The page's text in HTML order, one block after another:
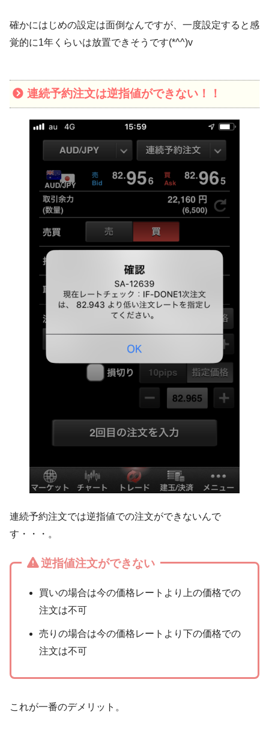
確かにはじめの設定は面倒なんですが、一度設定すると感
覚的に1年くらいは放置できそうです(*^^)v
連続予約注文は逆指値ができない！！
連続予約注文では逆指値での注文ができないんで
す・・・。
逆指値注文ができない
買いの場合は今の価格レートより上の価格での
注文は不可
売りの場合は今の価格レートより下の価格での
注文は不可
これが一番のデメリット。